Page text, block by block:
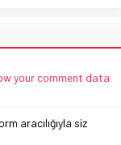
your comment data
aracılığıyla siz